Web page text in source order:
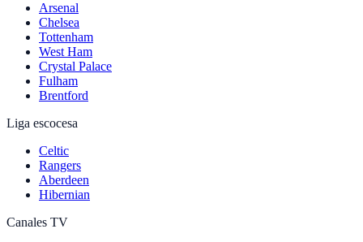
Arsenal
Chelsea
Tottenham
West Ham
Crystal Palace
Fulham
Brentford
Liga escocesa
Celtic
Rangers
Aberdeen
Hibernian
Canales TV